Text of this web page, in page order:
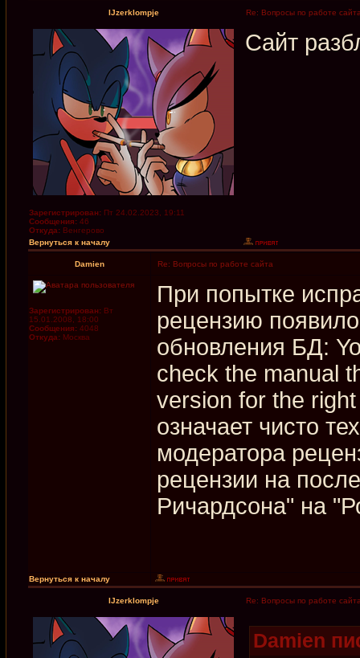
IJzerklompje Re: Вопросы по работе
Зарегистрирован: Пт 24.02.2023, 19:11
Сообщения: 46
Откуда: Венгерово
Сайт
Вернуться к началу
Damien Re: Вопросы по работе сайта
Зарегистрирован: Вт
15.01.2008, 18:00
Сообщения: 4048
Откуда: Москва
При попытке
рецензию
обновления БД:
check the manual
version for the
означает чисто
модератора
рецензии на
Ричардсона" на
Вернуться к началу
IJzerklompje Re: Вопросы по работе
Damien